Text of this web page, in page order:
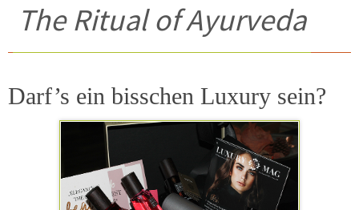
The Ritual of Ayurveda
Darf’s ein bisschen Luxury sein?